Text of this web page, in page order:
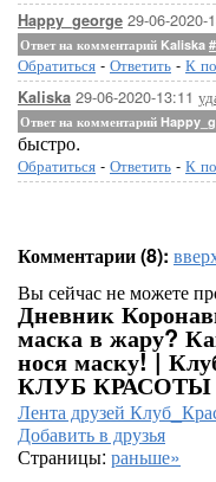
Happy_george 29-06-2020-
Ответ на комментарий Kaliska #
Обратиться - Ответить - К
Kaliska 29-06-2020-13:11
Ответ на комментарий
быстро.
Обратиться - Ответить - К
Комментарии (8):
Вы сейчас не можете
Дневник
маска в жару?
нося маску! |
КЛУБ КРАСОТЫ
Лента друзей
Добавить в друзья
Страницы: раньше»